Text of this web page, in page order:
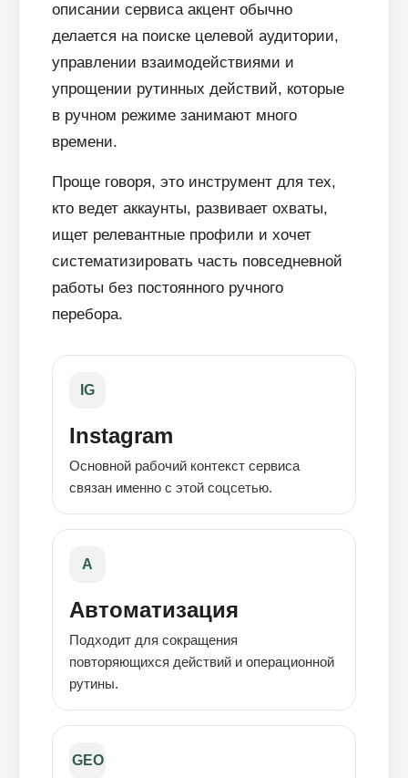
описании сервиса акцент обычно
делается на поиске целевой аудитории,
управлении взаимодействиями и
упрощении рутинных действий, которые
в ручном режиме занимают много
времени.
Проще говоря, это инструмент для тех,
кто ведет аккаунты, развивает охваты,
ищет релевантные профили и хочет
систематизировать часть повседневной
работы без постоянного ручного
перебора.
IG
Instagram
Основной рабочий контекст сервиса
связан именно с этой соцсетью.
A
Автоматизация
Подходит для сокращения
повторяющихся действий и операционной
рутины.
GEO